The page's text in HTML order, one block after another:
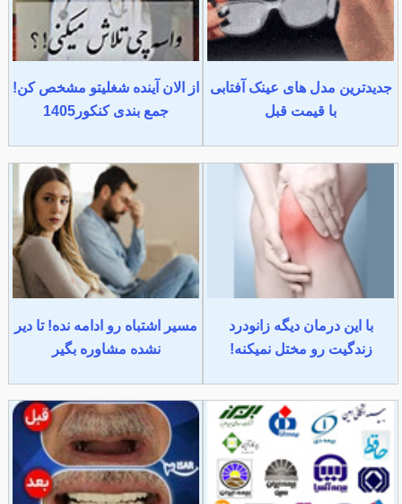
جدیدترین مدل های عینک آفتابی
با قیمت قبل
از الان آینده شغلیتو مشخص کن!
جمع بندی کنکور1405
با این درمان دیگه زانودرد
زندگیت رو مختل نمیکنه!
مسیر اشتباه رو ادامه نده! تا دیر
نشده مشاوره بگیر